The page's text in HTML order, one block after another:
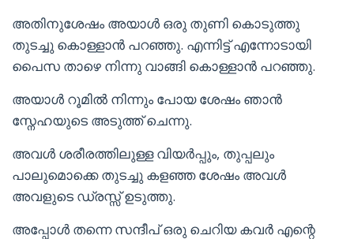
അതിനുശേഷം അയാൾ ഒരു തുണി കൊടുത്തു
തുടച്ചു കൊള്ളാൻ പറഞ്ഞു. എന്നിട്ട് എന്നോടായി
പൈസ താഴെ നിന്നു വാങ്ങി കൊള്ളാൻ പറഞ്ഞു.
അയാൾ റൂമിൽ നിന്നും പോയ ശേഷം ഞാൻ
സ്നേഹയുടെ അടുത്ത് ചെന്നു.
അവൾ ശരീരത്തിലുള്ള വിയർപ്പും, തുപ്പലും
പാലുമൊക്കെ തുടച്ചു കളഞ്ഞ ശേഷം അവൾ
അവളുടെ ഡ്രസ്സ് ഉടുത്തു.
അപ്പോൾ തന്നെ സന്ദീപ് ഒരു ചെറിയ കവർ എന്റെ